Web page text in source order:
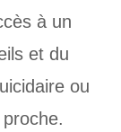
à un
et du
ou